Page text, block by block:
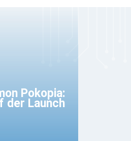
Pokopia:
der Launch